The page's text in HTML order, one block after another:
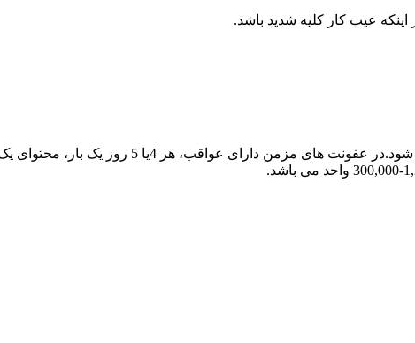
5 روز یک بار، محتوای یک ویال از راه عضلانی تزریق می شود.